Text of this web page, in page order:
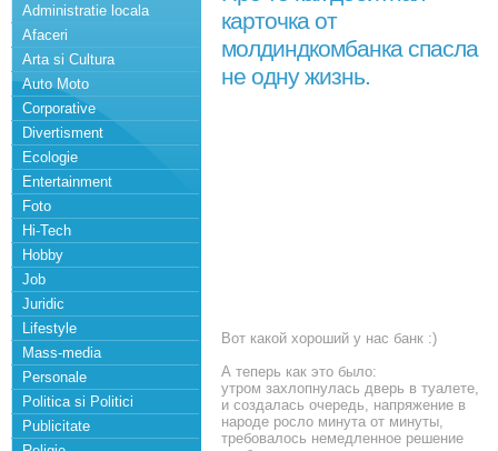
Administratie locala
Afaceri
Arta si Cultura
Auto Moto
Corporative
Divertisment
Ecologie
Entertainment
Foto
Hi-Tech
Hobby
Job
Juridic
Lifestyle
Mass-media
Personale
Politica si Politici
Publicitate
карточка от
молдиндкомбанка спасла
не одну жизнь.
Вот какой хороший у нас банк :)
А теперь как это было:
утром захлопнулась дверь в туалете,
и создалась очередь, напряжение в
народе росло минута от минуты,
требовалось немедленное решение